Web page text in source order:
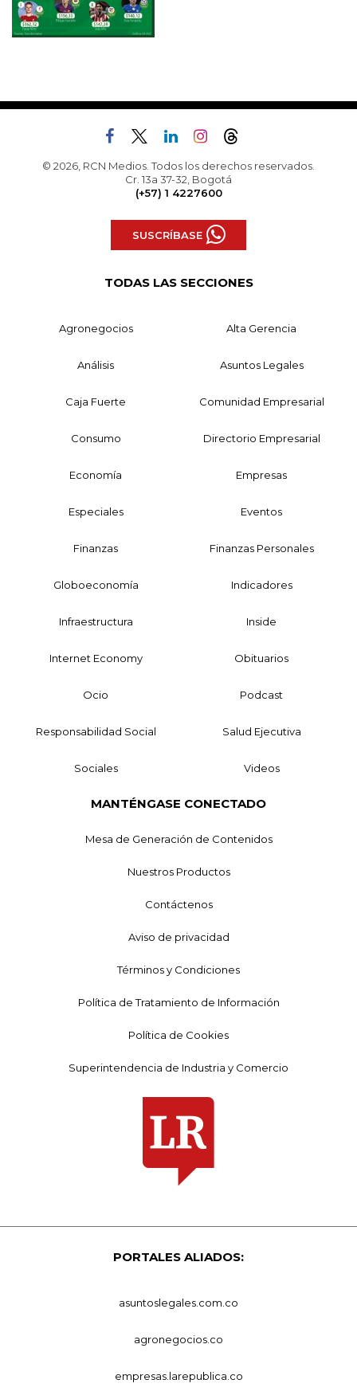
© 2026, RCN Medios. Todos los derechos reservados.
Cr. 13a 37-32, Bogotá
(+57) 1 4227600
SUSCRÍBASE
TODAS LAS SECCIONES
Agronegocios Alta Gerencia
Análisis Asuntos Legales
Caja Fuerte Comunidad Empresarial
Consumo Directorio Empresarial
Economía Empresas
Especiales Eventos
Finanzas Finanzas Personales
Globoeconomía Indicadores
Infraestructura Inside
Internet Economy Obituarios
Ocio Podcast
Responsabilidad Social Salud Ejecutiva
Sociales Videos
MANTÉNGASE CONECTADO
Mesa de Generación de Contenidos
Nuestros Productos
Contáctenos
Aviso de privacidad
Términos y Condiciones
Política de Tratamiento de Información
Política de Cookies
Superintendencia de Industria y Comercio
PORTALES ALIADOS:
asuntoslegales.com.co
agronegocios.co
empresas.larepublica.co